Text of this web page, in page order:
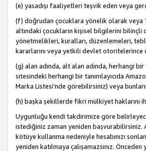
(e) yasadışı faaliyetleri teşvik eden veya
(f) doğrudan çocuklara yönelik olarak veya
altındaki çocukların kişisel bilgilerini bilinçli
yönetmelikleri, kuralları, düzenlemeleri,
kararlarını veya yetkili devlet
(g) alan adında, alt alan adında, herhangi
sitesindeki herhangi bir tanımlayıcıda
Marka Listesi’nde görebilirsiniz) veya
(h) başka şekillerde fikri mülkiyet haklarını
Uygunluğu kendi takdirimize göre
istediğiniz zaman yeniden başvurabilirsiniz.
kötüye kullanma nedeniyle hesabınızı
yeniden katılmaya çalışamazsınız.